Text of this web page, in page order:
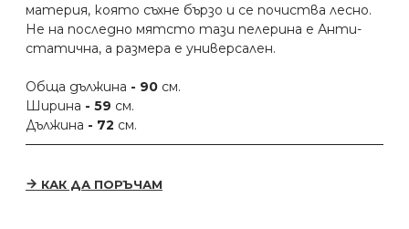
материя, която съхне бързо и се почиства лесно.
Не на последно мятсто тази пелерина е Анти-
статична, а размера е универсален.
Обща дължина - 90 см.
Ширина - 59 см.
Дължина - 72 см.
КАК ДА ПОРЪЧАМ